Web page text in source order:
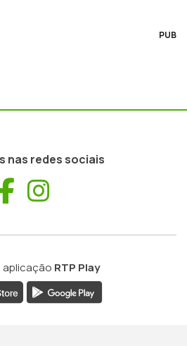
PUB
nas redes sociais
Facebook
aplicação RTP Play